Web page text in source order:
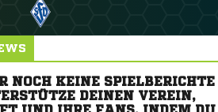
NOCH KEINE SPIELBERICHTE
DEINEN VEREIN,